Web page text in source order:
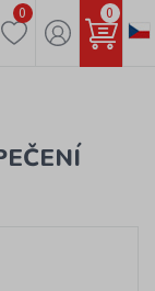
0 0